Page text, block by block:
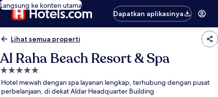
Langsung ke konten utama
Dapatkan aplikasinya
Lihat semua properti
Al Raha Beach Resort & Spa
Properti
bintang
5.0
Hotel mewah dengan spa layanan lengkap, terhubung dengan pusat
perbelanjaan, di dekat Aldar Headquarter Building